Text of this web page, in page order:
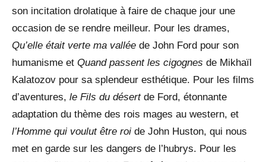
son incitation drolatique à faire de chaque jour une
occasion de se rendre meilleur. Pour les drames,
Qu’elle était verte ma vallée de John Ford pour son
humanisme et Quand passent les cigognes de Mikhaïl
Kalatozov pour sa splendeur esthétique. Pour les films
d’aventures, le Fils du désert de Ford, étonnante
adaptation du thème des rois mages au western, et
l’Homme qui voulut être roi de John Huston, qui nous
met en garde sur les dangers de l’hubrys. Pour les